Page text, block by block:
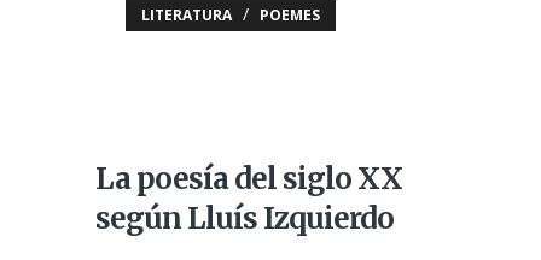
LITERATURA / POEMES
La poesía del siglo XX
según Lluís Izquierdo